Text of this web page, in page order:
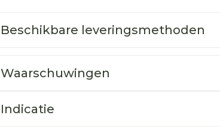
Beschikbare leveringsmethoden
Waarschuwingen
Indicatie